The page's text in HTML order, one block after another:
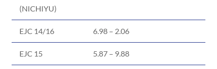
(NICHIYU)
EJC 14/16 6.98 – 2.06
EJC 15 5.87 – 9.88